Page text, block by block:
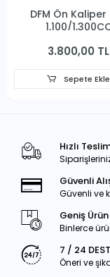
DFM Ön Kaliper
1,100/
3.800,00 TL
Sepete Ekle
Hızlı
Güvenli
Güvenli ve
Geniş
Binlerce
7 / 24
Öneri ve